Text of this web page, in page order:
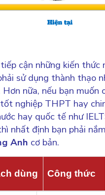
cận những kiến thức
sử dụng thành thạo
nữa, nếu bạn muốn
nghiệp THPT hay
hay quốc tế như
nhất định bạn phải
Anh cơ bản.
dùng Công thức